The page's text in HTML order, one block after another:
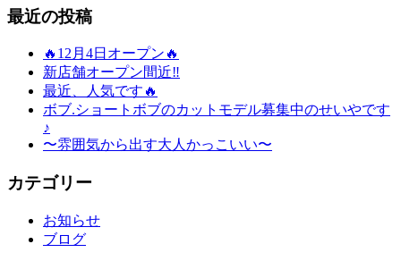
最近の投稿
🔥12月4日オープン🔥
新店舗オープン間近‼️
最近、人気です🔥
ボブ.ショートボブのカットモデル募集中のせいやです
♪
〜雰囲気から出す大人かっこいい〜
カテゴリー
お知らせ
ブログ